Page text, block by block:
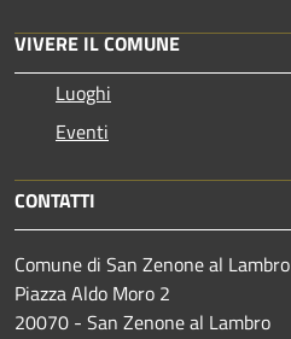
VIVERE IL COMUNE
Luoghi
Eventi
CONTATTI
Comune di San Zenone al Lambro
Piazza Aldo Moro 2
20070 - San Zenone al Lambro